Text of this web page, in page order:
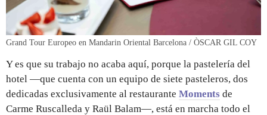
Grand Tour Europeo en Mandarin Oriental Barcelona / ÒSCAR GIL COY
Y es que su trabajo no acaba aquí, porque la pastelería del
hotel —que cuenta con un equipo de siete pasteleros, dos
dedicadas exclusivamente al restaurante Moments de
Carme Ruscalleda y Raül Balam—, está en marcha todo el